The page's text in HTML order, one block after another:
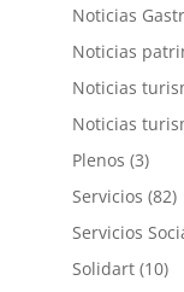
Noticias
Noticias
Noticias
Noticias
Plenos (3)
Servicios (82)
Servicios
Solidart(10)